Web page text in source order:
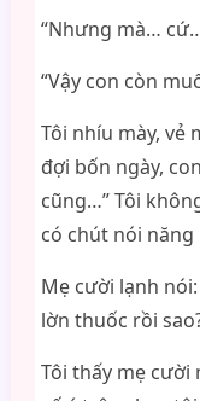
“Nhưng mà…
“Vậy con còn
Tôi nhíu mày, vẻ
đợi bốn ngày,
cũng…” Tôi
có chút nói năng
Mẹ cười lạnh
lờn thuốc rồi
Tôi thấy mẹ cười